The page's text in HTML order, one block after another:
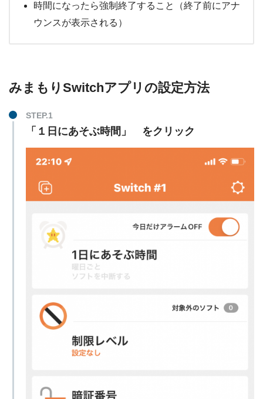
時間になったら強制終了すること（終了前にアナ
ウンスが表示される）
みまもりSwitchアプリの設定方法
「１日にあそぶ時間」 をクリック